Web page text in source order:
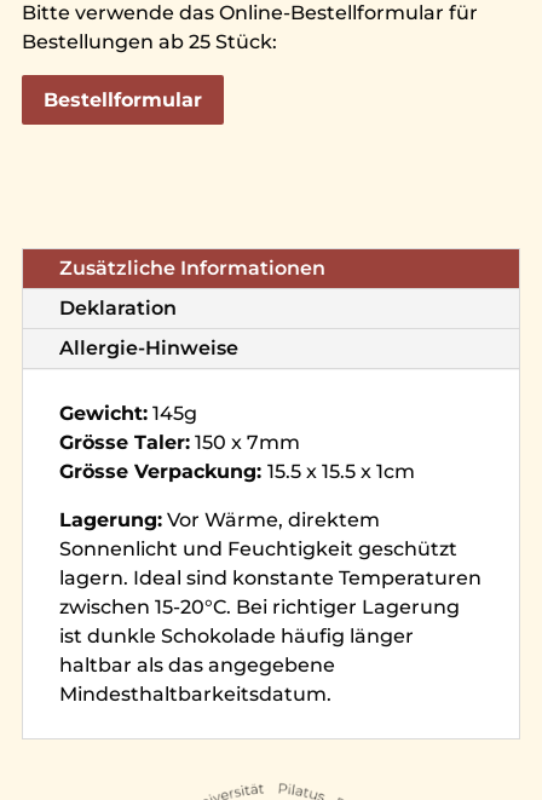
t
Bitte verwende das Online-Bestellformular für
Bestellungen ab 25 Stück:
Bestellformular
Zusätzliche Informationen
Deklaration
Allergie-Hinweise
Gewicht:145g
Grösse Taler:150 x 7mm
Grösse Verpackung: 15.5 x 15.5 x 1cm
Lagerung:Vor Wärme, direktem
Sonnenlicht und Feuchtigkeit geschützt
lagern. Ideal sind konstante Temperaturen
zwischen 15-20°C. Bei richtiger Lagerung
ist dunkle Schokolade häufig länger
haltbar als das angegebene
Mindesthaltbarkeitsdatum.